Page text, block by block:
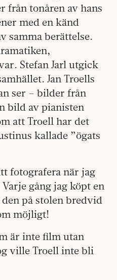
från tonåren av hans
med en känd
samma berättelse.
Stefan Jarl utgick
Jan Troells
ser – bilder från
bild av pianisten
att Troell har det
kallade ”ögats
fotografera när jag
gång jag köpt en
på stolen bredvid
möjligt!
är inte film utan
ville Troell inte bli